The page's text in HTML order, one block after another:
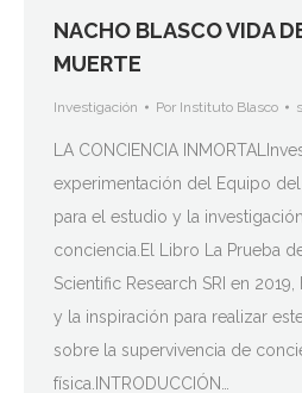
NACHO BLASCO VIDA
MUERTE
Investigación Por Instituto Blasco
LA CONCIENCIA
experimentación del Equipo del
para el estudio y la
conciencia.El Libro La Prueba
Scientific Research SRI en
y la inspiración para realizar
sobre la supervivencia de
física.INTRODUCCIÓN…